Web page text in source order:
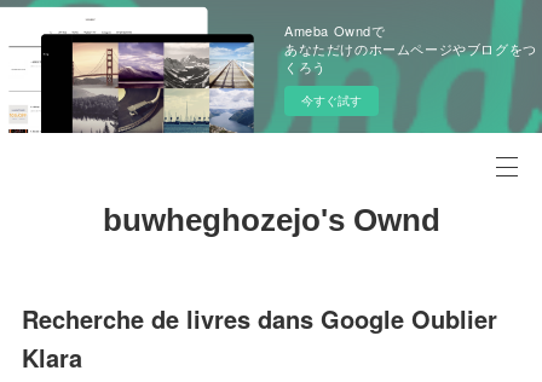
Ameba Owndで
あなただけのホームページやブログをつ
くろう
今すぐ試す
buwheghozejo's Ownd
Recherche de livres dans Google Oublier
Klara